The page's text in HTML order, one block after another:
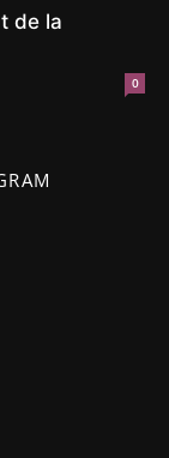
de la
0